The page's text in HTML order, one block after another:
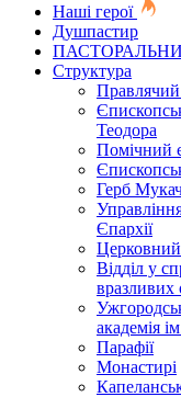
Наші герої
Душпастир
Структура
Теодора
Помічний
Герб
Єпархії
Відділ у
вразливих
академія
Парафії
Монастирі